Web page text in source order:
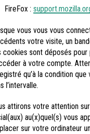
FireFox :
vous vous vous
votre visite, un
cookies sont déposés
à votre compte.
qu’à la condition
l’intervalle.
attirons votre attention
au(x)quel(s) vous
sur votre ordinateur